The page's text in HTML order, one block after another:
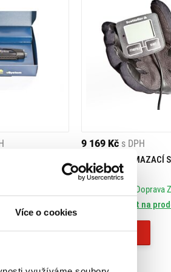
Více o cookies
9 169 Kč s DPH
SCOTTOILER MAZACÍ
SYSTEM
- Doprava
Rezervovat na
Koupit